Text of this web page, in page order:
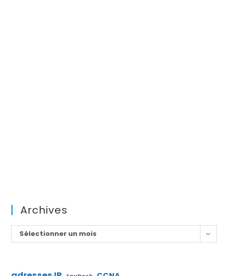
Archives
Archives
Sélectionner un mois